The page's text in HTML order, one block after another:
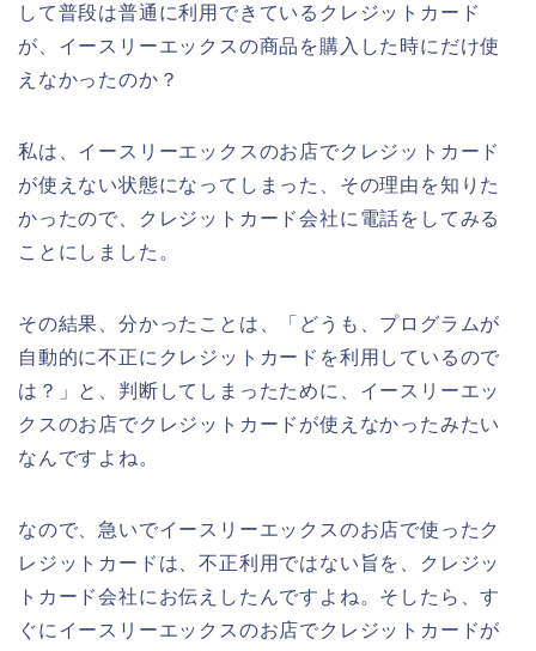
して普段は普通に利用できているクレジットカード
が、イースリーエックスの商品を購入した時にだけ使
えなかったのか？
私は、イースリーエックスのお店でクレジットカード
が使えない状態になってしまった、その理由を知りた
かったので、クレジットカード会社に電話をしてみる
ことにしました。
その結果、分かったことは、「どうも、プログラムが
自動的に不正にクレジットカードを利用しているので
は？」と、判断してしまったために、イースリーエッ
クスのお店でクレジットカードが使えなかったみたい
なんですよね。
なので、急いでイースリーエックスのお店で使ったク
レジットカードは、不正利用ではない旨を、クレジッ
トカード会社にお伝えしたんですよね。そしたら、す
ぐにイースリーエックスのお店でクレジットカードが